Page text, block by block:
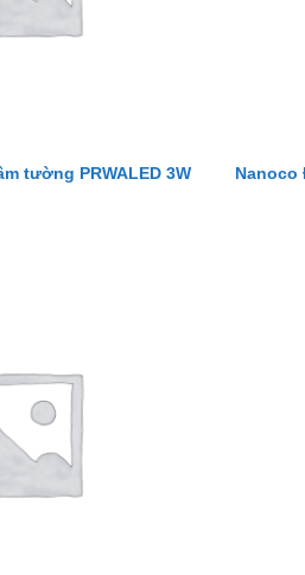
tường PRWALED 3W
Nanoco